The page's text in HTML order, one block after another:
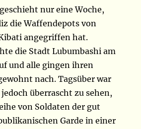
nur eine Woche,
die Waffendepots von
angegriffen hat.
die Stadt Lubumbashi am
und alle gingen ihren
nach. Tagsüber war
überrascht zu sehen,
von Soldaten der gut
Garde in einer